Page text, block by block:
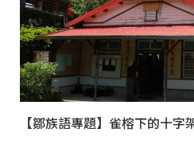
【鄒族語專題】雀榕下的十字